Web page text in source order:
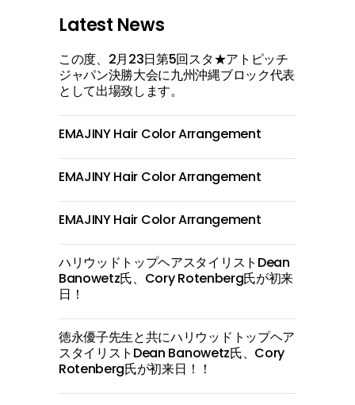
Latest News
この度、2月23日第5回スタ★アトピッチ
ジャパン決勝大会に九州沖縄ブロック代表
として出場致します。
EMAJINY Hair Color Arrangement
EMAJINY Hair Color Arrangement
EMAJINY Hair Color Arrangement
ハリウッドトップヘアスタイリストDean
Banowetz氏、Cory Rotenberg氏が初来
日！
徳永優子先生と共にハリウッドトップヘア
スタイリストDean Banowetz氏、Cory
Rotenberg氏が初来日！！